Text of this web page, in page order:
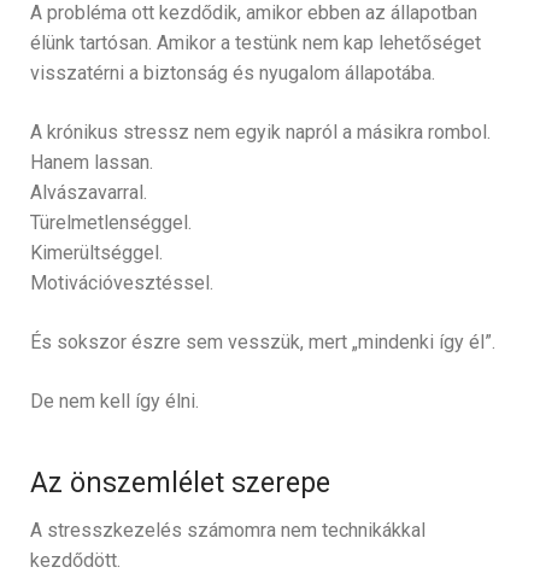
A probléma ott kezdődik, amikor ebben az állapotban
élünk tartósan. Amikor a testünk nem kap lehetőséget
visszatérni a biztonság és nyugalom állapotába.
A krónikus stressz nem egyik napról a másikra rombol.
Hanem lassan.
Alvászavarral.
Türelmetlenséggel.
Kimerültséggel.
Motivációvesztéssel.
És sokszor észre sem vesszük, mert „mindenki így él”.
De nem kell így élni.
Az önszemlélet szerepe
A stresszkezelés számomra nem technikákkal
kezdődött.